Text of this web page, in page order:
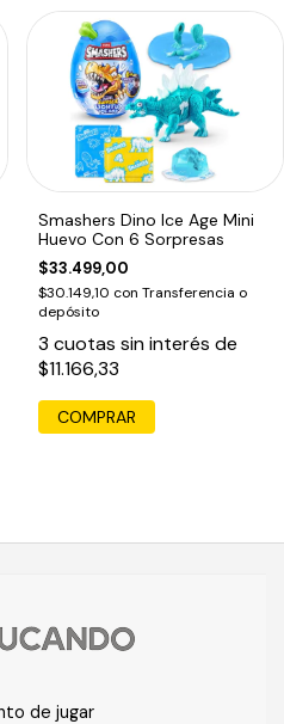
Smashers Dino Ice Age Mini
Huevo Con 6 Sorpresas
$33.499,00
$30.149,10 con Transferencia o
depósito
3 cuotas sin interés de
$11.166,33
de jugar